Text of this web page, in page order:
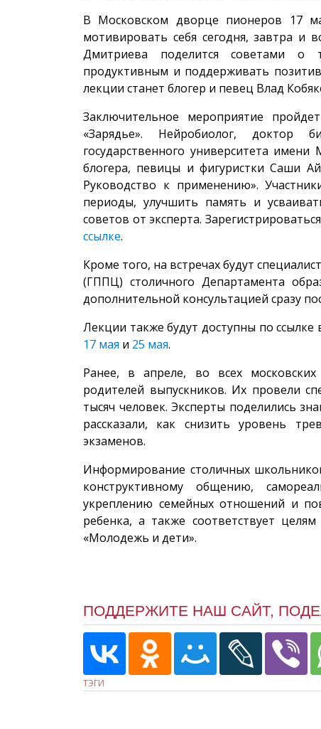
В Московском дворце пионеров 17
мотивировать себя сегодня, завтра и
Дмитриева поделится советами о
продуктивным и поддерживать
лекции станет блогер и певец Влад
Заключительное мероприятие
«Зарядье». Нейробиолог, доктор
государственного университета
блогера, певицы и фигуристки Саши
Руководство к применению».
периоды, улучшить память и
советов от эксперта.
ссылке.
Кроме того, на встречах будут
(ГППЦ) столичного Департамента
дополнительной консультацией сразу
Лекции также будут доступны по
17 мая и 25 мая.
Ранее, в апреле, во всех
родителей выпускников. Их провели
тысяч человек. Эксперты поделились
рассказали, как снизить уровень
экзаменов.
Информирование столичных
конструктивному общению,
укреплению семейных отношений и
ребенка, а также соответствует
«Молодежь и дети».
ПОДДЕРЖИТЕ НАШ САЙТ,
ТЭГИ